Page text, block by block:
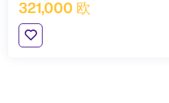
321,000 欧